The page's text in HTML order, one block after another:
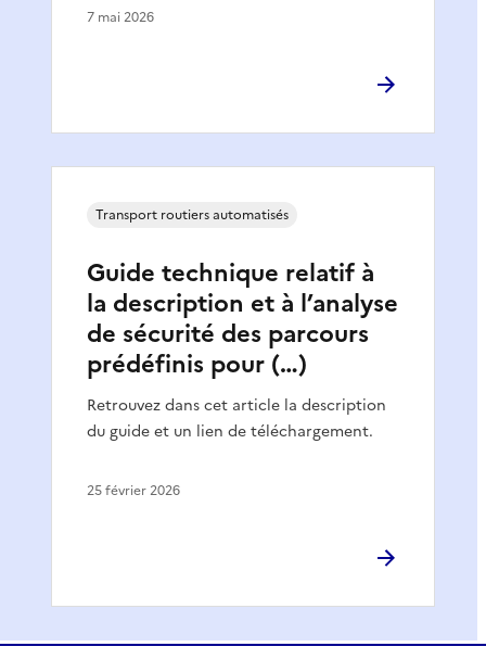
7 mai 2026
Guide technique relatif à
la description et à l’analyse
de sécurité des parcours
prédéfinis pour (…)
Retrouvez dans cet article la description
du guide et un lien de téléchargement.
Transport routiers automatisés
25 février 2026